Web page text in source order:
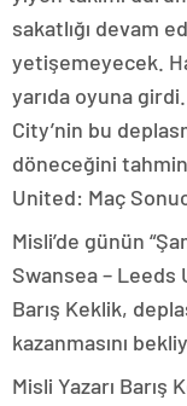
sakatlığı devam
yetişemeyecek.
yarıda oyuna
City’nin bu
döneceğini
United: Maç
Misli’de günün
Swansea – Leeds
Barış Keklik,
kazanmasını
Misli Yazarı Barış